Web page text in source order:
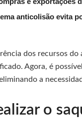
anticolisão evita
dos recursos do
Agora, é
a
o